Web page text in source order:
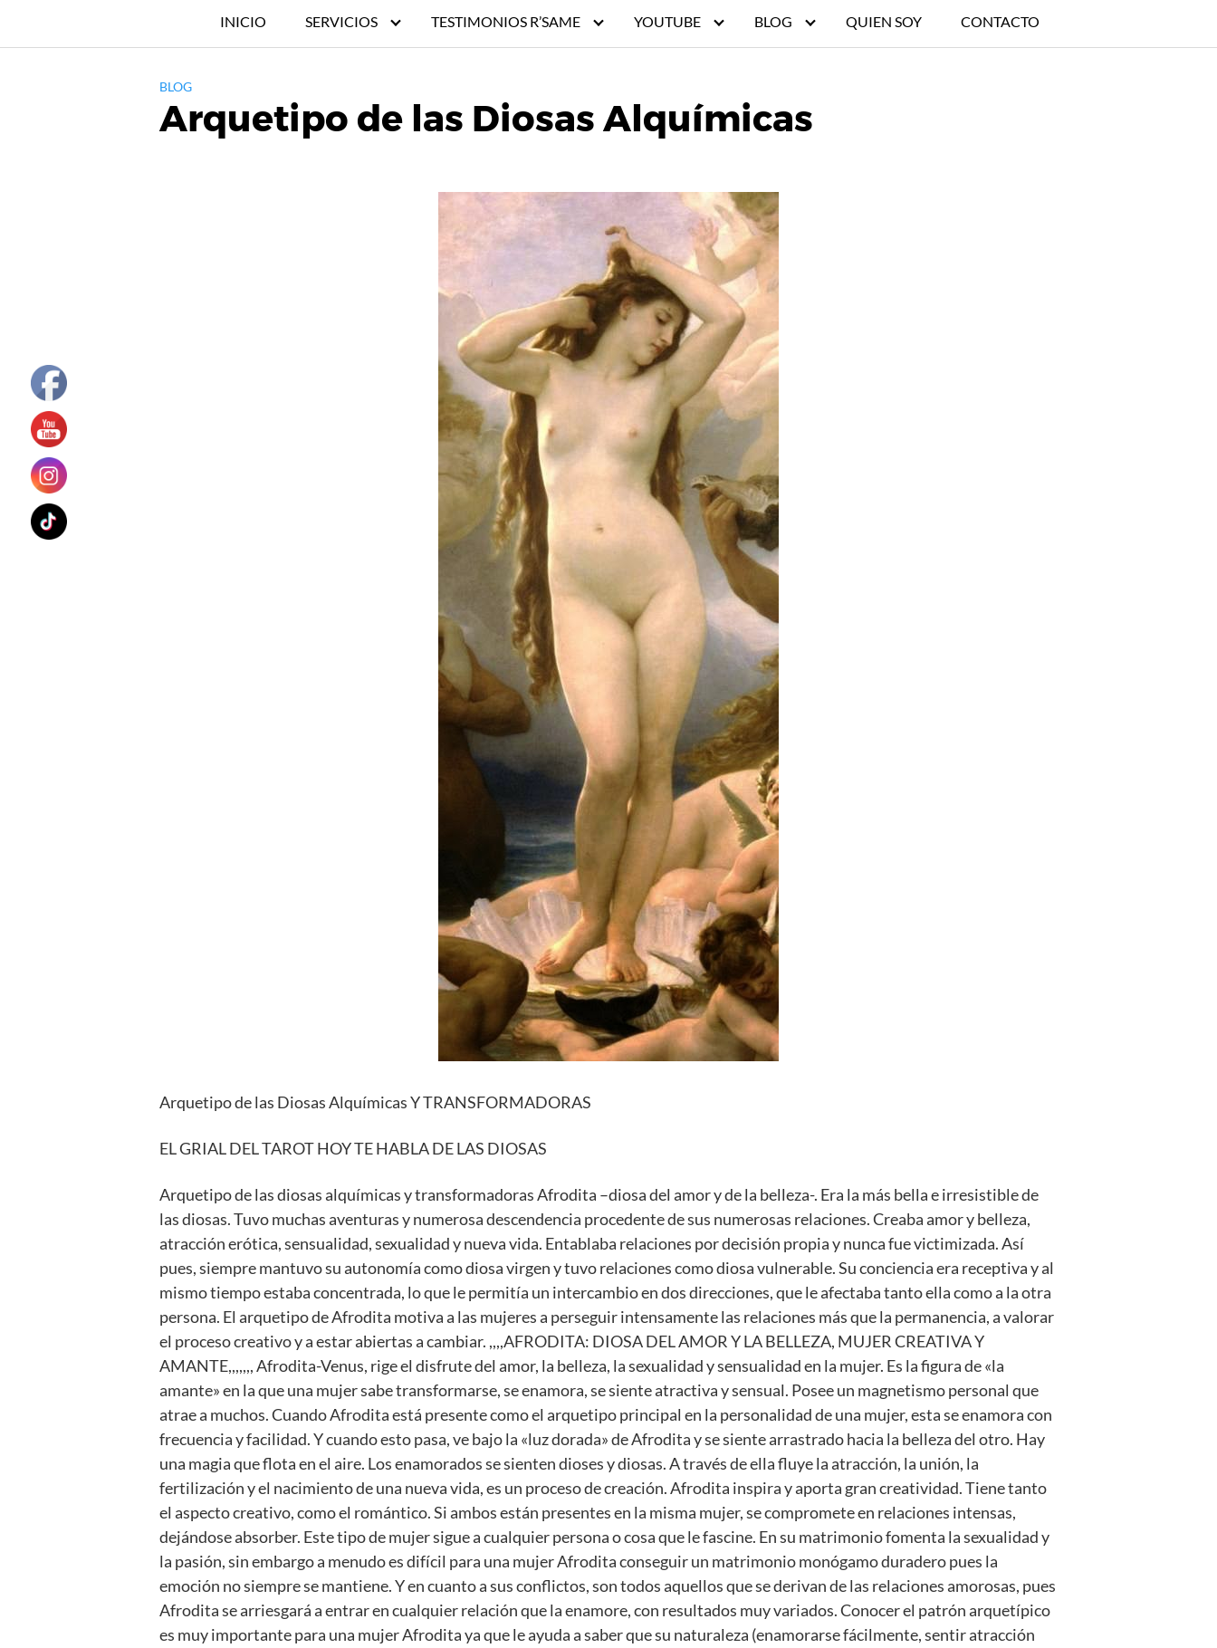
INICIO SERVICIOS TESTIMONIOS R’SAME YOUTUBE BLOG QUIEN SOY CONTACTO
BLOG
Arquetipo de las Diosas Alquímicas
Arquetipo de las Diosas Alquímicas Y TRANSFORMADORAS
EL GRIAL DEL TAROT HOY TE HABLA DE LAS DIOSAS
Arquetipo de las diosas alquímicas y transformadoras Afrodita –diosa del amor y de la belleza-. Era la más bella e irresistible de
las diosas. Tuvo muchas aventuras y numerosa descendencia procedente de sus numerosas relaciones. Creaba amor y belleza,
atracción erótica, sensualidad, sexualidad y nueva vida. Entablaba relaciones por decisión propia y nunca fue victimizada. Así
pues, siempre mantuvo su autonomía como diosa virgen y tuvo relaciones como diosa vulnerable. Su conciencia era receptiva y al
mismo tiempo estaba concentrada, lo que le permitía un intercambio en dos direcciones, que le afectaba tanto ella como a la otra
persona. El arquetipo de Afrodita motiva a las mujeres a perseguir intensamente las relaciones más que la permanencia, a valorar
el proceso creativo y a estar abiertas a cambiar. ,,,,AFRODITA: DIOSA DEL AMOR Y LA BELLEZA, MUJER CREATIVA Y
AMANTE,,,,,,, Afrodita-Venus, rige el disfrute del amor, la belleza, la sexualidad y sensualidad en la mujer. Es la figura de «la
amante» en la que una mujer sabe transformarse, se enamora, se siente atractiva y sensual. Posee un magnetismo personal que
atrae a muchos. Cuando Afrodita está presente como el arquetipo principal en la personalidad de una mujer, esta se enamora con
frecuencia y facilidad. Y cuando esto pasa, ve bajo la «luz dorada» de Afrodita y se siente arrastrado hacia la belleza del otro. Hay
una magia que flota en el aire. Los enamorados se sienten dioses y diosas. A través de ella fluye la atracción, la unión, la
fertilización y el nacimiento de una nueva vida, es un proceso de creación. Afrodita inspira y aporta gran creatividad. Tiene tanto
el aspecto creativo, como el romántico. Si ambos están presentes en la misma mujer, se compromete en relaciones intensas,
dejándose absorber. Este tipo de mujer sigue a cualquier persona o cosa que le fascine. En su matrimonio fomenta la sexualidad y
la pasión, sin embargo a menudo es difícil para una mujer Afrodita conseguir un matrimonio monógamo duradero pues la
emoción no siempre se mantiene. Y en cuanto a sus conflictos, son todos aquellos que se derivan de las relaciones amorosas, pues
Afrodita se arriesgará a entrar en cualquier relación que la enamore, con resultados muy variados. Conocer el patrón arquetípico
es muy importante para una mujer Afrodita ya que le ayuda a saber que su naturaleza (enamorarse fácilmente, sentir atracción